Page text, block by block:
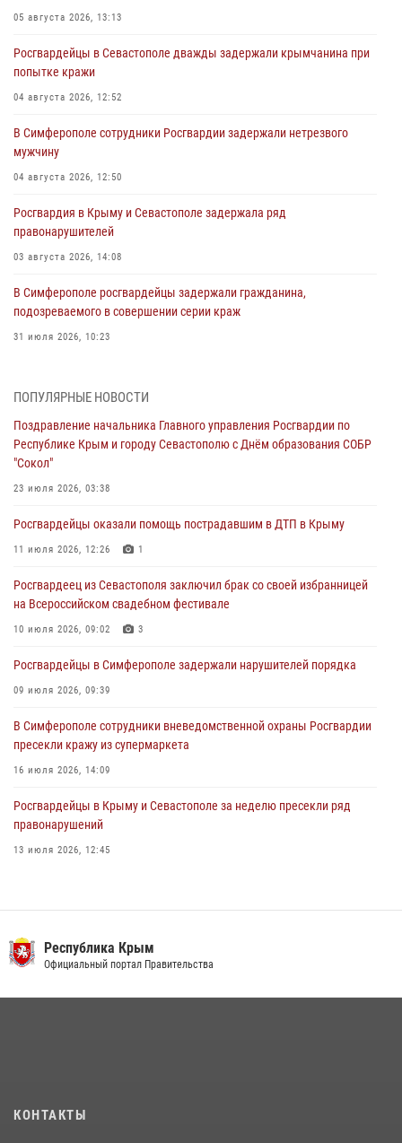
05 августа 2026, 13:13
Росгвардейцы в Севастополе дважды задержали крымчанина при
попытке кражи
04 августа 2026, 12:52
В Симферополе сотрудники Росгвардии задержали нетрезвого
мужчину
04 августа 2026, 12:50
Росгвардия в Крыму и Севастополе задержала ряд
правонарушителей
03 августа 2026, 14:08
В Симферополе росгвардейцы задержали гражданина,
подозреваемого в совершении серии краж
31 июля 2026, 10:23
объекте в Севастополе
Росгвардейцы Севастополя пресекли противоправные действия на
охраняемом объекте
29 июля 2026, 12:34
Росгвардейцы Крыма и Севастополя отметили День Крещения Руси
28 июля 2026, 14:18
В Симферополе сотрудники Росгвардии задержали подозреваемого
в краже из гипермаркета
24 июля 2026, 12:21
ПОПУЛЯРНЫЕ НОВОСТИ
Поздравление начальника Главного управления Росгвардии по
Республике Крым и городу Севастополю с Днём образования СОБР
"Сокол"
23 июля 2026, 03:38
Росгвардейцы оказали помощь пострадавшим в ДТП в Крыму
11 июля 2026, 12:26 1
Росгвардеец из Севастополя заключил брак со своей избранницей
на Всероссийском свадебном фестивале
10 июля 2026, 09:02 3
Росгвардейцы в Симферополе задержали нарушителей порядка
09 июля 2026, 09:39
В Симферополе сотрудники вневедомственной охраны Росгвардии
пресекли кражу из супермаркета
16 июля 2026, 14:09
Росгвардейцы в Крыму и Севастополе за неделю пресекли ряд
правонарушений
13 июля 2026, 12:45
21 июля 2026, 13:18
Росгвардия в Крыму и Севастополе задержала ряд
правонарушителей
Республика Крым
Официальный портал Правительства
КОНТАКТЫ